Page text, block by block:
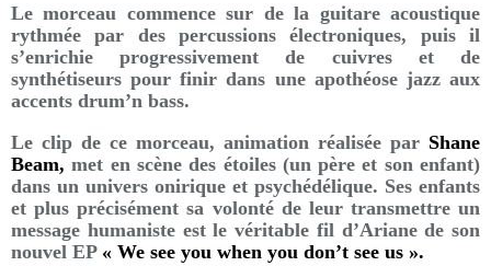
Le morceau commence sur de la guitare acoustique
rythmée par des percussions électroniques, puis il
s’enrichie progressivement de cuivres et de
synthétiseurs pour finir dans une apothéose jazz aux
accents drum’n bass.
Le clip de ce morceau, animation réalisée par Shane
Beam,met en scène des étoiles (un père et son enfant)
dans un univers onirique et psychédélique. Ses enfants
et plus précisément sa volonté de leur transmettre un
message humaniste est le véritable fil d’Ariane de son
nouvel EP« We see you when you don’t see us ».